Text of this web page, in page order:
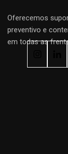
Oferecemos
preventivo e
em todas as